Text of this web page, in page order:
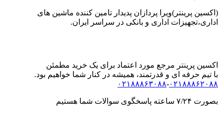
(اکسین پرینتر)ویرا پردازان پدیدار تامین کننده ماشین های
اداری،تجهیزات اداری و بانکی در سراسر ایران.
اکسین پرینتر مرجع مورد اعتماد برای یک خرید مطمئن
با تیم حرفه ای و قدرتمند، همیشه در کنار شما خواهیم بود.
۰۲۱۸۸۸۶۳۰۸۸-۰۲۱۸۸۸۶۲۰۸۸
بصورت ۷/۲۴ ساعته پاسخگوی سوالات شما هستیم